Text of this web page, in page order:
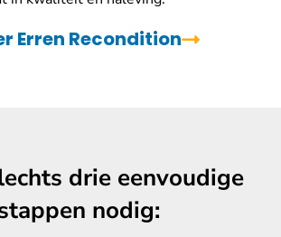
Erren Recondition
drie eenvoudige
nodig: